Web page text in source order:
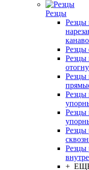
Резцы
Резцы
Резцы
Резцы
Резцы
Резцы
Резцы
Резцы
Резцы
+